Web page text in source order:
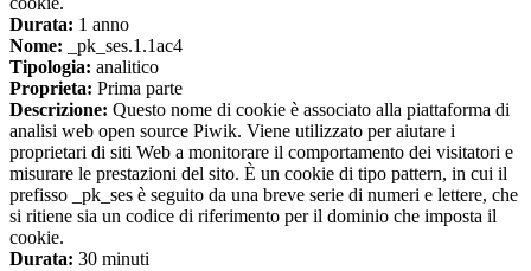
Durata: 1 anno
Nome: _pk_ses.1.1ac4
Tipologia: analitico
Proprieta: Prima parte
Descrizione: Questo nome di cookie è associato alla piattaforma di
analisi web open source Piwik. Viene utilizzato per aiutare i
proprietari di siti Web a monitorare il comportamento dei visitatori e
misurare le prestazioni del sito. È un cookie di tipo pattern, in cui il
prefisso _pk_ses è seguito da una breve serie di numeri e lettere, che
si ritiene sia un codice di riferimento per il dominio che imposta il
cookie.
Durata: 30 minuti